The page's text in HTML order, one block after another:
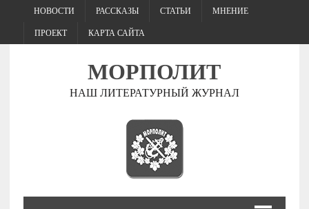
НОВОСТИ РАССКАЗЫ СТАТЬИ МНЕНИЕ
ПРОЕКТ КАРТА САЙТА
МОРПОЛИТ
НАШ ЛИТЕРАТУРНЫЙ ЖУРНАЛ